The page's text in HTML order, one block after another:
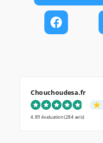
Chouchoudesa.fr
4.89 évaluation(284 avis)